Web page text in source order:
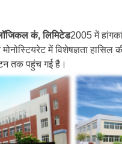
कं, लिमिटेड2005 में
मोनोस्टियरेट में विशेषज्ञता
तक पहुंच गई है।